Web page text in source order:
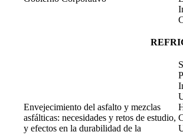
Envejecimiento del asfalto y mezclas
asfálticas: necesidades y retos de estudio,
y efectos en la durabilidad de la